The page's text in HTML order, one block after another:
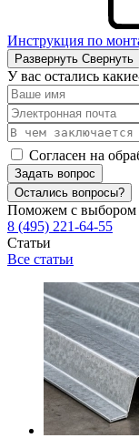
Инструкция по
Развернуть Свернуть
У вас остались
Согласен на
Задать вопрос
Остались вопросы?
Поможем с выбором
8 (495) 221-64-55
Статьи
Все статьи